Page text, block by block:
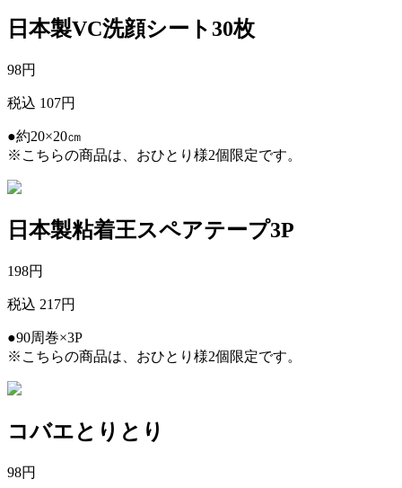
日本製VC洗顔シート30枚
98円
税込 107円
●約20×20㎝
※こちらの商品は、おひとり様2個限定です。
日本製粘着王スペアテープ3P
198円
税込 217円
●90周巻×3P
※こちらの商品は、おひとり様2個限定です。
コバエとりとり
98円